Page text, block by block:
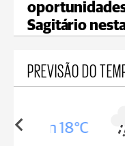
Sagitário
PREVISÃO DO
18°C